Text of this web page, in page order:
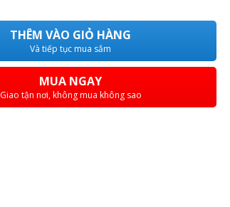
THÊM VÀO GIỎ HÀNG
Và tiếp tục mua sắm
MUA NGAY
Giao tận nơi, không mua không sao